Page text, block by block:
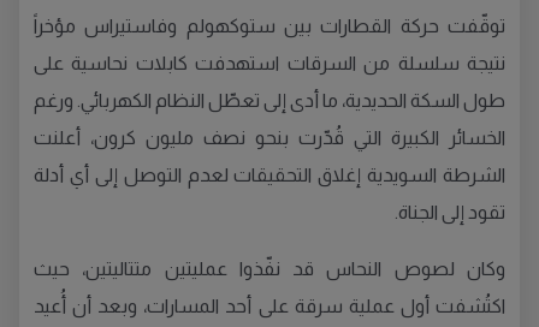
توقّفت حركة القطارات بين ستوكهولم وفاستيراس مؤخراً
نتيجة سلسلة من السرقات استهدفت كابلات نحاسية على
طول السكة الحديدية، ما أدى إلى تعطّل النظام الكهربائي. ورغم
الخسائر الكبيرة التي قُدّرت بنحو نصف مليون كرون، أعلنت
الشرطة السويدية إغلاق التحقيقات لعدم التوصل إلى أي أدلة
تقود إلى الجناة.
وكان لصوص النحاس قد نفّذوا عمليتين متتاليتين، حيث
اكتُشفت أول عملية سرقة على أحد المسارات، وبعد أن أُعيد